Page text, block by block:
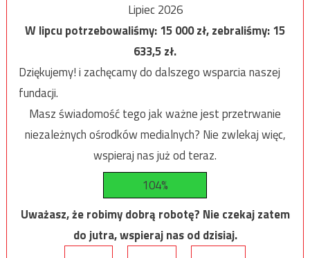
Lipiec 2026
W lipcu potrzebowaliśmy:15 000zł, zebraliśmy:15
633,5zł.
Dziękujemy! i zachęcamy do dalszego wsparcia naszej
fundacji.
Masz świadomość tego jak ważne jest przetrwanie
niezależnych ośrodków medialnych? Nie zwlekaj więc,
wspieraj nas już od teraz.
104%
Uważasz, że robimy dobrą robotę? Nie czekaj zatem
do jutra, wspieraj nas od dzisiaj.